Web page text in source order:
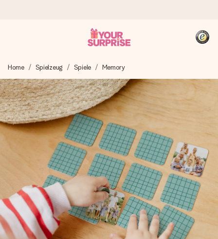
Wir bereiten dein Geschenk sorgfältig vor und schicken es
blitzschnell – damit du es genau zum richtigen Zeitpunkt
überreichen kannst, wenn es am meisten zählt.
4,8 (basierend auf +15.000 Bewertungen)
Unsere Geschenke begeistern. Kunden bewerten uns mit
4,8 bei Google Reviews (Gesamtergebnis aller Länder, in
die wir versenden).
+49 39292 929695
Montag - Freitag : 8:30 - 17:00 Uhr
Samstag - Sonntag : 8:30 - 13:00 Uhr
Home Spielzeug Spiele Memory